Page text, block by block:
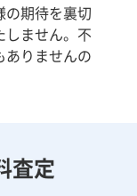
の期待を裏切
しません。不
ありませんの
査定